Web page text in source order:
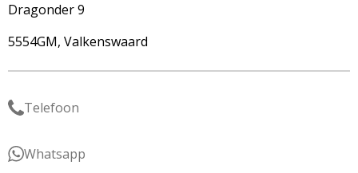
Dragonder 9
5554GM, Valkenswaard
Telefoon
Whatsapp